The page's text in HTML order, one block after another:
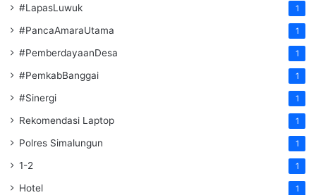
#LapasLuwuk 1
#PancaAmaraUtama 1
#PemberdayaanDesa 1
#PemkabBanggai 1
#Sinergi 1
Rekomendasi Laptop 1
Polres Simalungun 1
1-2 1
Hotel 1